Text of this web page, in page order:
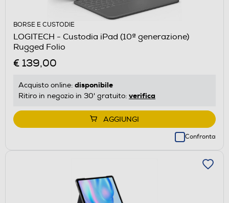
BORSE E CUSTODIE
LOGITECH - Custodia iPad (10ª generazione)
Rugged Folio
€ 139,00
Acquisto online: disponibile
Ritiro in negozio in 30' gratuito: verifica
AGGIUNGI
Confronta